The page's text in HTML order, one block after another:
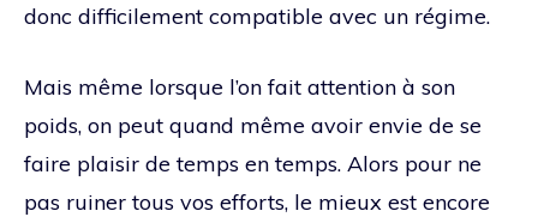
donc difficilement compatible avec un régime.
Mais même lorsque l’on fait attention à son
poids, on peut quand même avoir envie de se
faire plaisir de temps en temps. Alors pour ne
pas ruiner tous vos efforts, le mieux est encore